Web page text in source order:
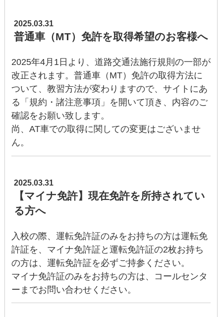
2025.03.31
普通車（MT）免許を取得希望のお客様へ
2025年4月1日より、道路交通法施行規則の一部が
改正されます。普通車（MT）免許の取得方法に
ついて、教習方法が変わりますので、サイトにあ
る「規約・諸注意事項」を開いて頂き、内容のご
確認をお願い致します。
尚、AT車での取得に関しての変更はございませ
ん。
2025.03.31
【マイナ免許】現在免許を所持されてい
る方へ
入校の際、運転免許証のみをお持ちの方は運転免
許証を、マイナ免許証と運転免許証の2枚お持ち
の方は、運転免許証を必ずご持参ください。
マイナ免許証のみをお持ちの方は、コールセンタ
ーまでお問い合わせください。